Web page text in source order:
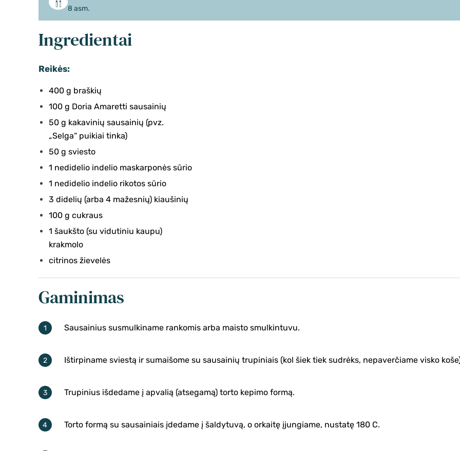
8 asm.
Ingredientai
Reikės:
400 g braškių
100 g Doria Amaretti sausainių
50 g kakavinių sausainių (pvz.
„Selga“ puikiai tinka)
50 g sviesto
1 nedidelio indelio maskarponės sūrio
1 nedidelio indelio rikotos sūrio
3 didelių (arba 4 mažesnių) kiaušinių
100 g cukraus
1 šaukšto (su vidutiniu kaupu)
krakmolo
citrinos žievelės
Gaminimas
Sausainius susmulkiname rankomis arba maisto smulkintuvu.
Ištirpiname sviestą ir sumaišome su sausainių trupiniais (kol šiek tiek sudrėks, nepaverčiame visko
Trupinius išdedame į apvalią (atsegamą) torto kepimo formą.
Torto formą su sausainiais įdedame į šaldytuvą, o orkaitę įjungiame, nustatę 180 C.